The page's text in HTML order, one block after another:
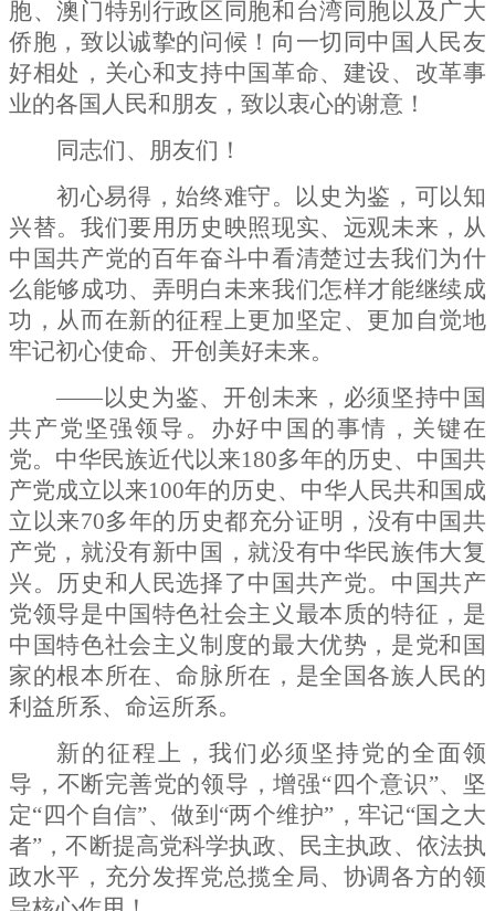
胞、澳门特别行政区同胞和台湾同胞以及广大
侨胞，致以诚挚的问候！向一切同中国人民友
好相处，关心和支持中国革命、建设、改革事
业的各国人民和朋友，致以衷心的谢意！
同志们、朋友们！
初心易得，始终难守。以史为鉴，可以知
兴替。我们要用历史映照现实、远观未来，从
中国共产党的百年奋斗中看清楚过去我们为什
么能够成功、弄明白未来我们怎样才能继续成
功，从而在新的征程上更加坚定、更加自觉地
牢记初心使命、开创美好未来。
——以史为鉴、开创未来，必须坚持中国
共产党坚强领导。办好中国的事情，关键在
党。中华民族近代以来180多年的历史、中国共
产党成立以来100年的历史、中华人民共和国成
立以来70多年的历史都充分证明，没有中国共
产党，就没有新中国，就没有中华民族伟大复
兴。历史和人民选择了中国共产党。中国共产
党领导是中国特色社会主义最本质的特征，是
中国特色社会主义制度的最大优势，是党和国
家的根本所在、命脉所在，是全国各族人民的
利益所系、命运所系。
新的征程上，我们必须坚持党的全面领
导，不断完善党的领导，增强“四个意识”、坚
定“四个自信”、做到“两个维护”，牢记“国之大
者”，不断提高党科学执政、民主执政、依法执
政水平，充分发挥党总揽全局、协调各方的领